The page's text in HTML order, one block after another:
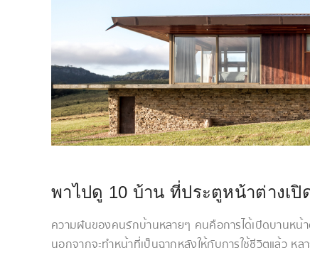
พาไปดู 10 บ้าน ที่ประตูหน้าต่างเปิ
ความฝันของคนรักบ้านหลายๆ คนคือการได้เปิดบานห
นอกจากจะทำหน้าที่เป็นฉากหลังให้กับการใช้ชีวิตแล้ว ห